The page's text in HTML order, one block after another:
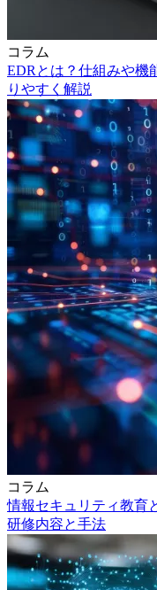
コラム
EDRとは？仕組みや機
りやすく解説
コラム
情報セキュリティ教育
研修内容と手法